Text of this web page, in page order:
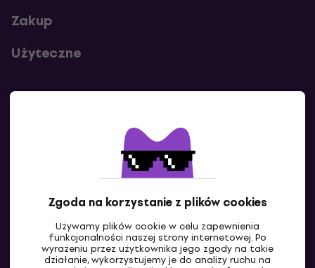
Zgoda na korzystanie z plików cookies
Używamy plików cookie w celu zapewnienia
funkcjonalności naszej strony internetowej. Po
wyrażeniu przez użytkownika jego zgody na takie
działanie, wykorzystujemy je do analizy ruchu na
Zakup
Użyteczne
Skontaktuj się z nami